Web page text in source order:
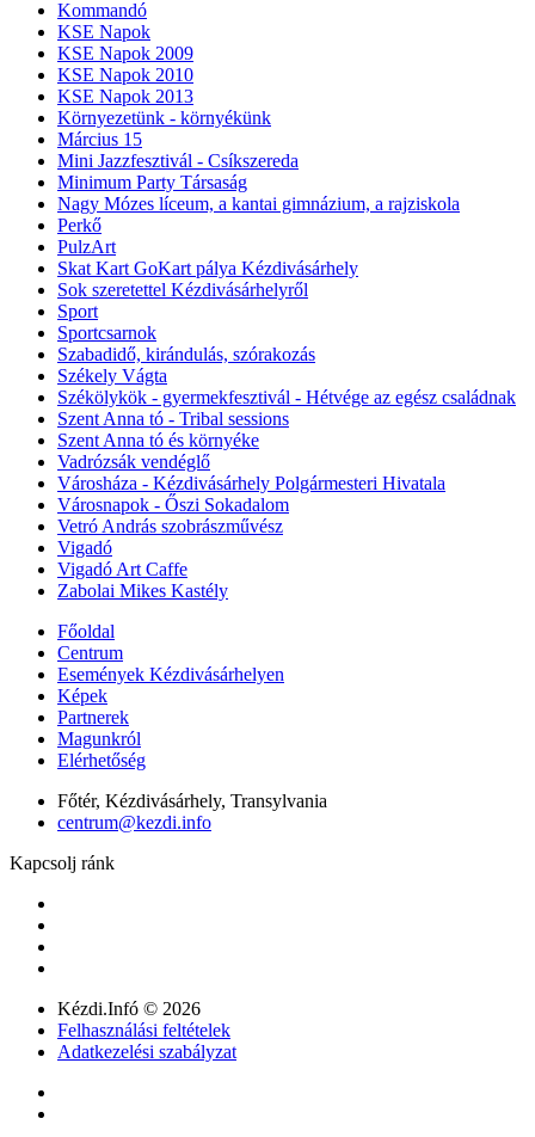
Kommandó
KSE Napok
KSE Napok 2009
KSE Napok 2010
KSE Napok 2013
Környezetünk - környékünk
Március 15
Mini Jazzfesztivál - Csíkszereda
Minimum Party Társaság
Nagy Mózes líceum, a kantai gimnázium, a rajziskola
Perkő
PulzArt
Skat Kart GoKart pálya Kézdivásárhely
Sok szeretettel Kézdivásárhelyről
Sport
Sportcsarnok
Szabadidő, kirándulás, szórakozás
Székely Vágta
Székölykök - gyermekfesztivál - Hétvége az egész családnak
Szent Anna tó - Tribal sessions
Szent Anna tó és környéke
Vadrózsák vendéglő
Városháza - Kézdivásárhely Polgármesteri Hivatala
Városnapok - Őszi Sokadalom
Vetró András szobrászművész
Vigadó
Vigadó Art Caffe
Zabolai Mikes Kastély
Főoldal
Centrum
Események Kézdivásárhelyen
Képek
Partnerek
Magunkról
Elérhetőség
Főtér, Kézdivásárhely, Transylvania
centrum@kezdi.info
Kapcsolj ránk
Kézdi.Infó © 2026
Felhasználási feltételek
Adatkezelési szabályzat